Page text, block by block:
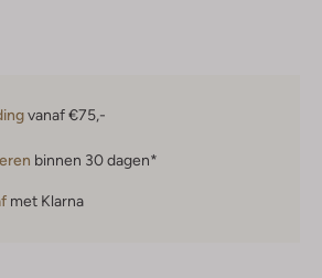
vanaf €75,-
binnen 30 dagen*
met Klarna